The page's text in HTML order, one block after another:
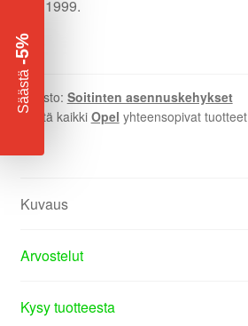
1999.
Osasto: Soitinten asennuskehykset
Näytä kaikki Opel yhteensopivat tuotteet
Kuvaus
Arvostelut
Kysy tuotteesta
Säästä
-5%